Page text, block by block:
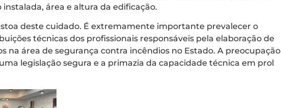
instalada, área e altura da edificação.
deste cuidado. É extremamente importante prevalecer o
técnicas dos profissionais responsáveis pela elaboração de
na área de segurança contra incêndios no Estado. A preocupação
legislação segura e a primazia da capacidade técnica em prol